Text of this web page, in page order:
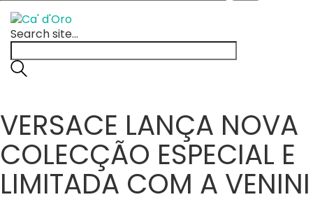
Search site...
VERSACE LANÇA NOVA
COLECÇÃO ESPECIAL E
LIMITADA COM A VENINI